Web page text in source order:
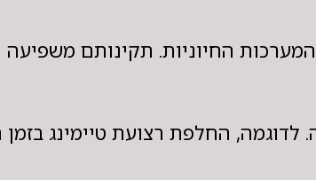
החיוניות. תקינותם
לדוגמה, החלפת רצועת טיימינג